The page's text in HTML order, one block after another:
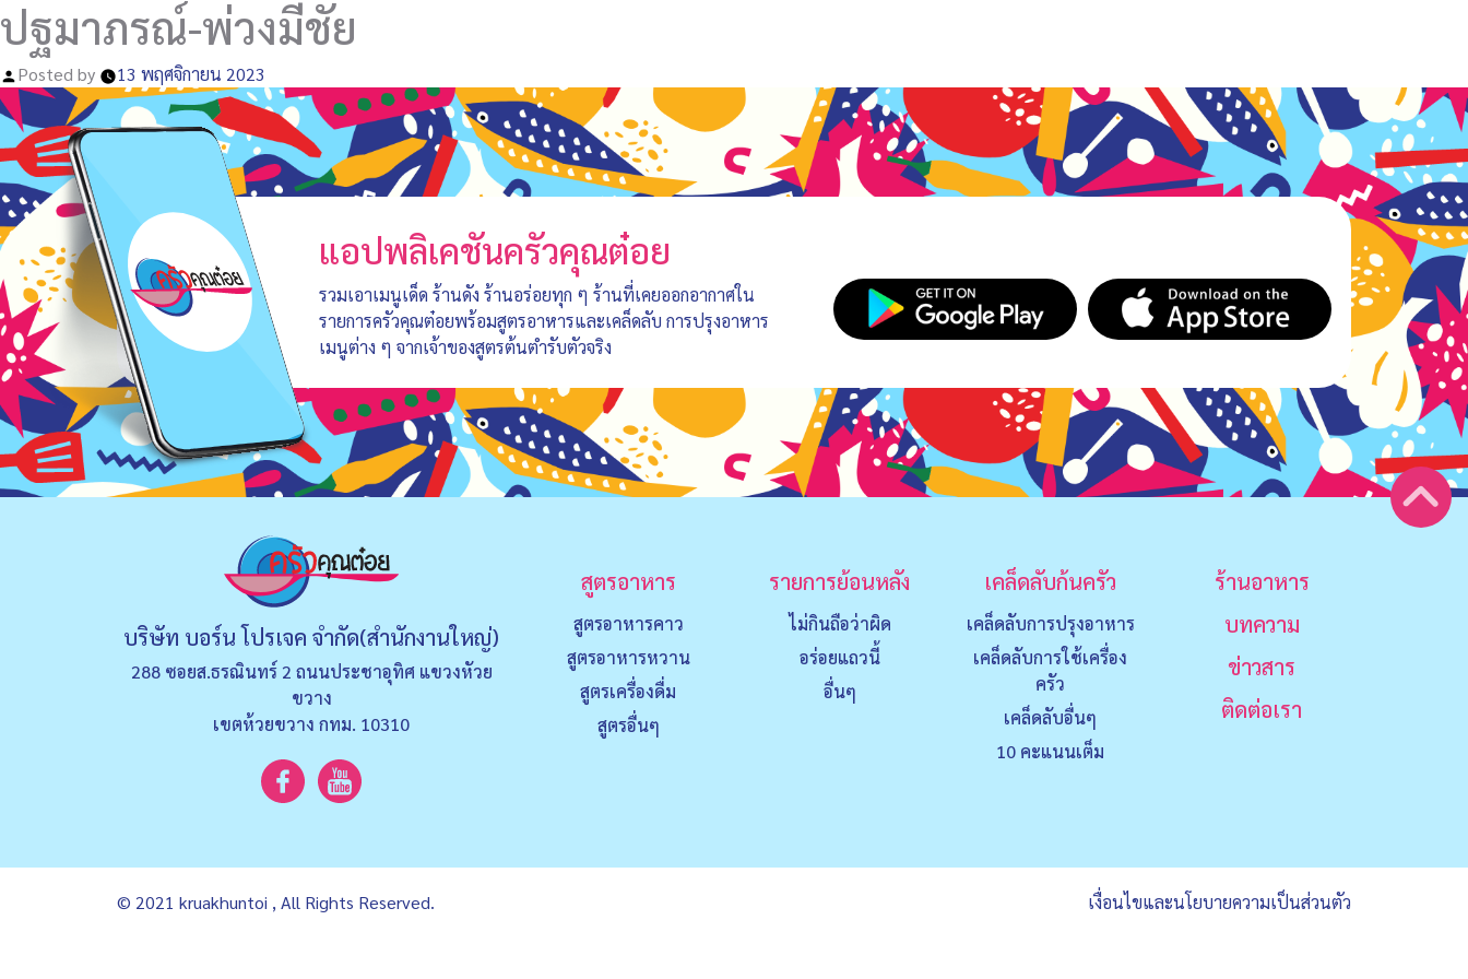
ปฐมาภรณ์-พ่วงมีชัย
Posted by 13 พฤศจิกายน 2023
แอปพลิเคชันครัวคุณต๋อย
รวมเอาเมนูเด็ด ร้านดัง ร้านอร่อยทุก ๆ ร้านที่เคยออกอากาศใน
รายการครัวคุณต๋อยพร้อมสูตรอาหารและเคล็ดลับ การปรุงอาหาร
เมนูต่าง ๆ จากเจ้าของสูตรต้นตำรับตัวจริง
บริษัท บอร์น โปรเจค จำกัด(สำนักงานใหญ่)
288 ซอยส.ธรณินทร์ 2 ถนนประชาอุทิศ แขวงหัวย
ขวาง
เขตห้วยขวาง กทม. 10310
สูตรอาหาร
สูตรอาหารคาว
สูตรอาหารหวาน
สูตรเครื่องดื่ม
สูตรอื่นๆ
รายการย้อนหลัง
ไม่กินถือว่าผิด
อร่อยแถวนี้
อื่นๆ
เคล็ดลับก้นครัว
เคล็ดลับการปรุงอาหาร
เคล็ดลับการใช้เครื่อง
ครัว
เคล็ดลับอื่นๆ
10 คะแนนเต็ม
ร้านอาหาร
บทความ
ข่าวสาร
ติดต่อเรา
เงื่อนไขและนโยบายความเป็นส่วนตัว
© 2021 kruakhuntoi , All Rights Reserved.